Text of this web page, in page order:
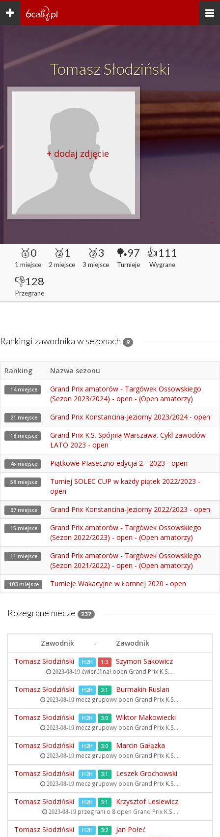
Toggle
navigation
Tomasz Słodziński
+ dodaj zdjęcie
🥇0
1 miejsce
🥈1
2 miejsce
🥉3
3 miejsce
🏓97
Turnieje
👍111
Wygrane
👎128
Przegrane
Rankingi zawodnika w sezonach 9
Ranking Nazwa sezonu
14 miejsce
Grand Prix amatorów - Targówek Ossowskiego
(Sezon 2023/2024) - open - (Open amatorzy)
21 miejsce Grand Prix Konstancina-Jeziorny 2023/2024 - open
18 miejsce
Grand Prix K.S. Spójnia Warszawa. Cykl zawodów
LATO 2023 - open
45 miejsce Piątkowe PIaseczno edycja 2 - 2023 - open
58 miejsce
Turniej SOLEC CUP w każdy piątek 2022/2023 -
open
37 miejsce Grand Prix Konstancina-Jeziorny 2022/2023 - open
15 miejsce
Grand Prix amatorów - Targówek Ossowskiego
(Sezon 2022/2023) - open - (Open amatorzy)
11 miejsce
Grand Prix amatorów - Targówek Ossowskiego
(Sezon 2021/2022) - open - (Open amatorzy)
103 miejsce Turnieje Wakacyjne w Łomnej 2020 - open
Rozegrane mecze 237
Zawodnik -
Zawodnik
Tomasz Słodziński
H2H 1:3 Szymon Sakowicz
2023-08-19 ćwierćfinał open Grand Prix K.S....
Tomasz Słodziński H2H 3:1 Burmakin Ruslan
2023-08-19 mecz grupowy open Grand Prix K.S....
Tomasz Słodziński H2H 3:0 Wiktor Makowiecki
2023-08-19 mecz grupowy open Grand Prix K.S....
Tomasz Słodziński H2H 3:0 Marcin Gałązka
2023-08-19 mecz grupowy open Grand Prix K.S....
Tomasz Słodziński H2H 3:1 Leszek Grochowski
2023-08-19 mecz grupowy open Grand Prix K.S....
Tomasz Słodziński H2H 3:1 Krzysztof Lesiewicz
2023-08-19przegrani o 8 open Grand Prix K.S....
Tomasz Słodziński H2H 3:2 Jan Połeć